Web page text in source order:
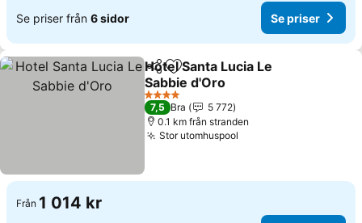
Se priser från 6 sidor Se priser
Dela Lägg till i Mina Favoriter
Hotel Santa Lucia Le
Sabbie d'Oro
4 Stjärnor
7,5 Bra
5 772
0.1 km från stranden
Stor utomhuspool
Från 1 014 kr